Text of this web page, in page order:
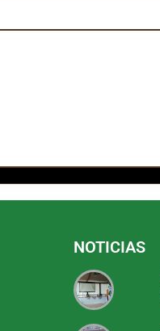
NOTICIAS